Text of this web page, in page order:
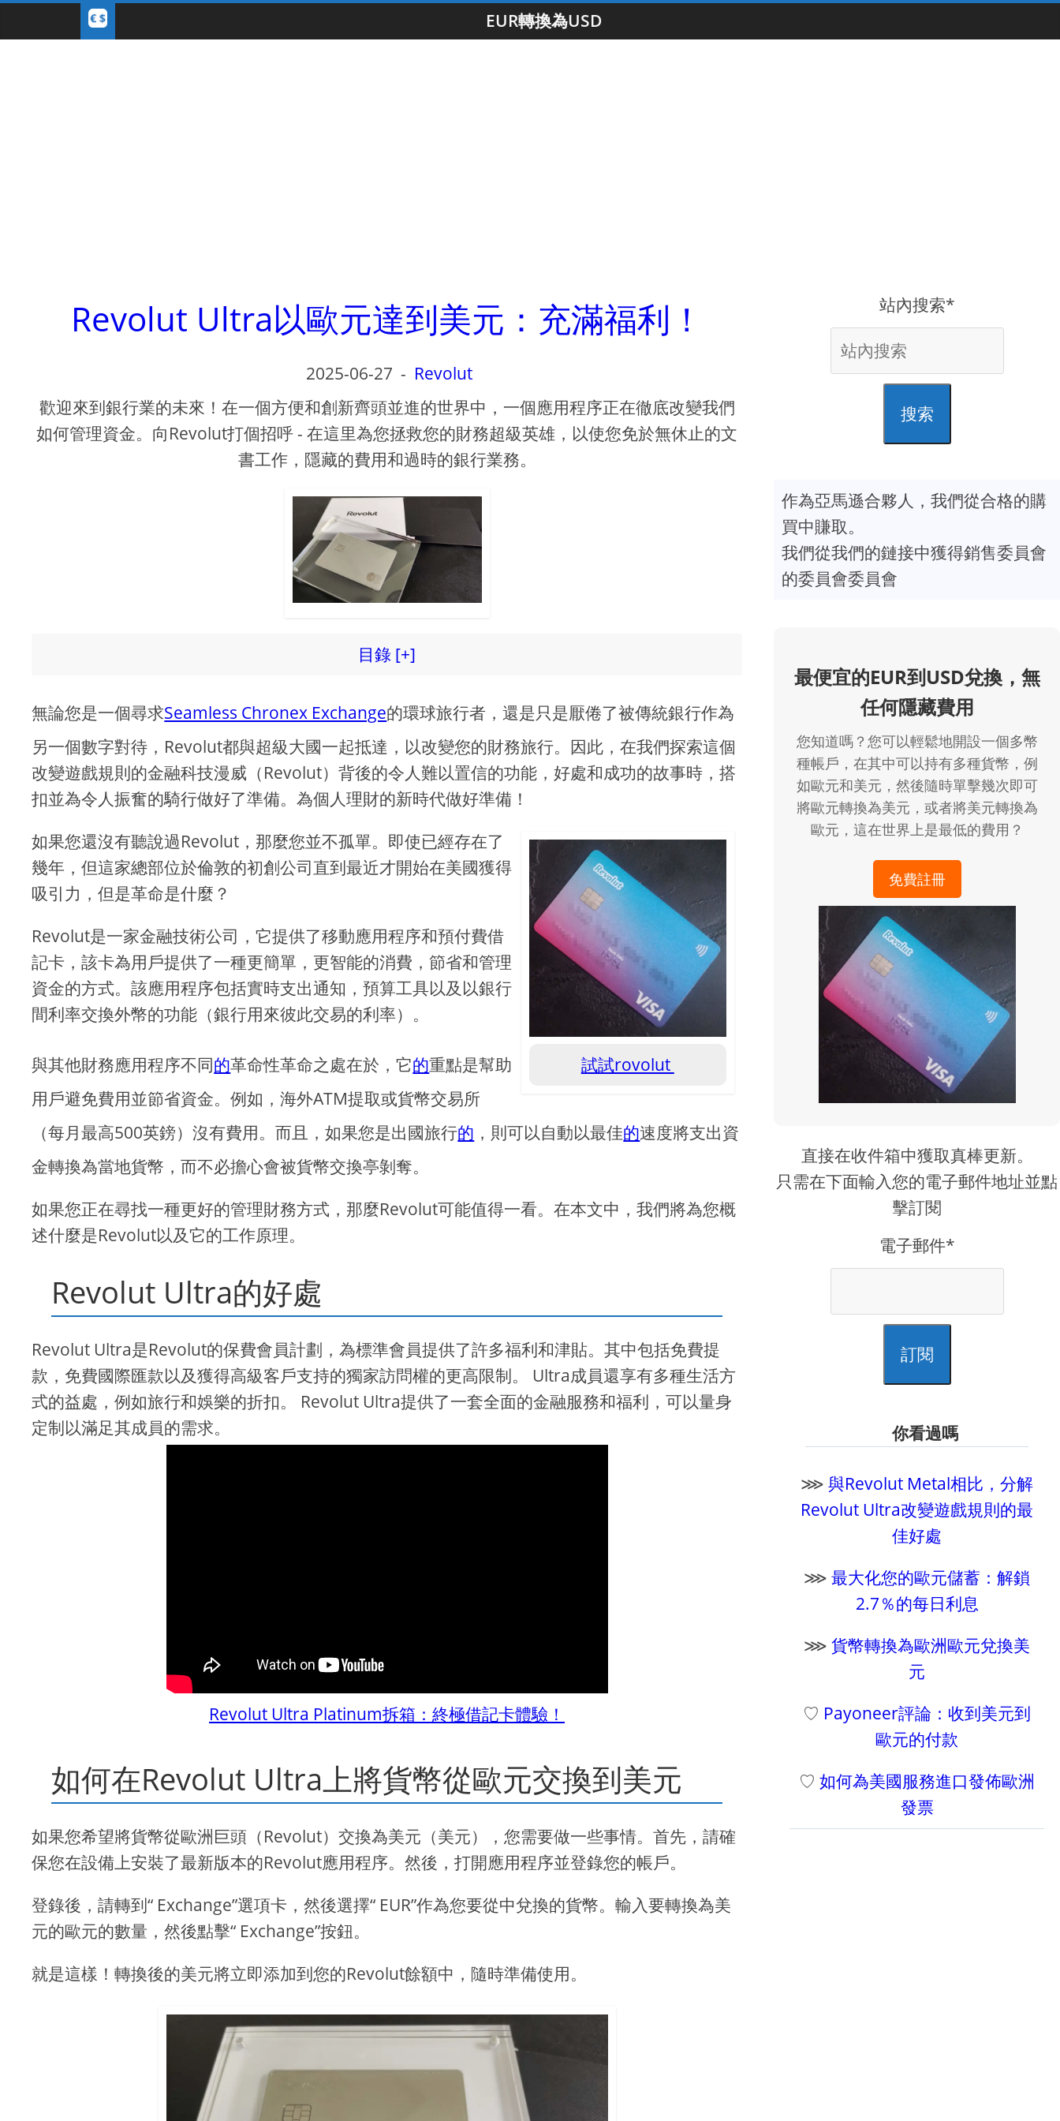
EUR轉換為USD
Revolut Ultra以歐元達到美元：充滿福利！
2025-06-27 - Revolut
歡迎來到銀行業的未來！在一個方便和創新齊頭並進的世界中，一個應用程序正在徹底改變我們
如何管理資金。向Revolut打個招呼 - 在這里為您拯救您的財務超級英雄，以使您免於無休止的文
書工作，隱藏的費用和過時的銀行業務。
目錄 [+]
無論您是一個尋求Seamless Chronex Exchange的環球旅行者，還是只是厭倦了被傳統銀行作為
另一個數字對待，Revolut都與超級大國一起抵達，以改變您的財務旅行。因此，在我們探索這個
改變遊戲規則的金融科技漫威（Revolut）背後的令人難以置信的功能，好處和成功的故事時，搭
扣並為令人振奮的騎行做好了準備。為個人理財的新時代做好準備！
試試rovolut
如果您還沒有聽說過Revolut，那麼您並不孤單。即使已經存在了
幾年，但這家總部位於倫敦的初創公司直到最近才開始在美國獲得
吸引力，但是革命是什麼？
Revolut是一家金融技術公司，它提供了移動應用程序和預付費借
記卡，該卡為用戶提供了一種更簡單，更智能的消費，節省和管理
資金的方式。該應用程序包括實時支出通知，預算工具以及以銀行
間利率交換外幣的功能（銀行用來彼此交易的利率）。
與其他財務應用程序不同的革命性革命之處在於，它的重點是幫助
用戶避免費用並節省資金。例如，海外ATM提取或貨幣交易所
（每月最高500英鎊）沒有費用。而且，如果您是出國旅行的 ，則可以自動以最佳的速度將支出資
金轉換為當地貨幣，而不必擔心會被貨幣交換亭剝奪。
如果您正在尋找一種更好的管理財務方式，那麼Revolut可能值得一看。在本文中，我們將為您概
述什麼是Revolut以及它的工作原理。
Revolut Ultra的好處
Revolut Ultra是Revolut的保費會員計劃，為標準會員提供了許多福利和津貼。其中包括免費提
款，免費國際匯款以及獲得高級客戶支持的獨家訪問權的更高限制。 Ultra成員還享有多種生活方
式的益處，例如旅行和娛樂的折扣。 Revolut Ultra提供了一套全面的金融服務和福利，可以量身
定制以滿足其成員的需求。
Revolut Ultra Platinum拆箱：終極借記卡體驗！
如何在Revolut Ultra上將貨幣從歐元交換到美元
如果您希望將貨幣從歐洲巨頭（Revolut）交換為美元（美元），您需要做一些事情。首先，請確
保您在設備上安裝了最新版本的Revolut應用程序。然後，打開應用程序並登錄您的帳戶。
登錄後，請轉到“ Exchange”選項卡，然後選擇“ EUR”作為您要從中兌換的貨幣。輸入要轉換為美
元的歐元的數量，然後點擊“ Exchange”按鈕。
就是這樣！轉換後的美元將立即添加到您的Revolut餘額中，隨時準備使用。
站內搜索*
搜索
作為亞馬遜合夥人，我們從合格的購
買中賺取。
我們從我們的鏈接中獲得銷售委員會
的委員會委員會
最便宜的EUR到USD兌換，無
任何隱藏費用
您知道嗎？您可以輕鬆地開設一個多幣
種帳戶，在其中可以持有多種貨幣，例
如歐元和美元，然後隨時單擊幾次即可
將歐元轉換為美元，或者將美元轉換為
歐元，這在世界上是最低的費用？
免費註冊
直接在收件箱中獲取真棒更新。
只需在下面輸入您的電子郵件地址並點
擊訂閱
電子郵件*
訂閱
你看過嗎
⋙與Revolut Metal相比，分解
Revolut Ultra改變遊戲規則的最
佳好處
⋙最大化您的歐元儲蓄：解鎖
2.7％的每日利息
⋙貨幣轉換為歐洲歐元兌換美
元
♡ Payoneer評論：收到美元到
歐元的付款
♡如何為美國服務進口發佈歐洲
發票